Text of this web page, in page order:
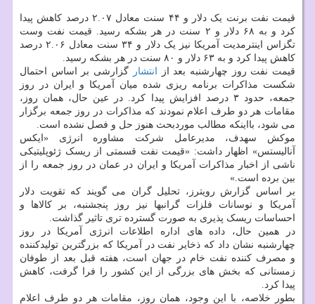
قیمت نفت برنت یک دلار و ۴۴ سنت معادل ۲.۰۷ درصد کاهش پیدا
کرد و به ۶۸ دلار و ۲ سنت در هر بشکه رسید. قیمت نفت وست
تگزاس اینترمدیت آمریکا نیز یک دلار و ۳۴ سنت معادل ۲.۰۶ درصد
کاهش پیدا کرد و به ۶۳ دلار و ۸۰ سنت در هر بشکه رسید.
قیمت نفت روز چهارشنبه بعد از
انتشار
گزارشی بر اساس احتمال
شکست مذاکرات برنامه ریزی شده میان آمریکا و ایران در روز
جمعه، حدود ۳ درصد افزایش پیدا کرد. در عین حال، همان روز،
مقامات هر دو طرف اعلام نمودند که مذاکرات در روز جمعه برگزار
می شود، بااینکه مطالب موردبحث هنوز حل و فصل نشده است.
موکش سهدف، مدیرعامل شرکت مشاوره انرژی «ایکس
آنالیستس» اظهار داشت: «قیمت نفت قسمتی از ریسک ژئوپلیتیکی
ناشی از اخبار مذاکرات آمریکا و ایران در عمان در روز جمعه را از
بین برده است.»
بر اساس گزارش رویترز، تحلیل گران می گویند که تقویت دلار
آمریکا و نوسانات فلزات گرانبها نیز روز پنجشنبه، بر کالاها و
احساسات ریسک پذیری به صورت گسترده تری تاثیر گذاشت.
در همین حال، داده های اداره اطلاعات انرژی آمریکا در روز
چهارشنبه نشان داد که ذخایر نفت در آمریکا که بزرگترین تولیدکننده
و مصرف کننده نفت خام در جهان است، هفته قبل بعد از طوفان
زمستانی که بخش های بزرگی از این کشور را فرا گرفت، کاهش
پیدا کرد.
بطور خلاصه، با این وجود، همان روز، مقامات هر دو طرف اعلام